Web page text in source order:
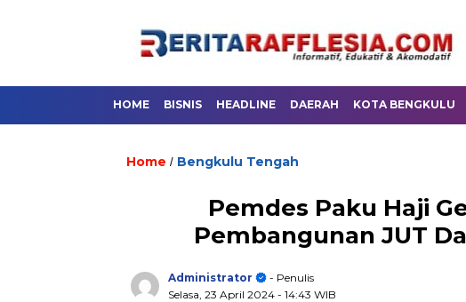
HOME BISNIS HEADLINE DAERAH KOTA BENGKULU
Home / Bengkulu Tengah
Pemdes Paku Haji
Pembangunan JUT
Administrator
- Penulis
Selasa, 23 April 2024 - 14:43 WIB